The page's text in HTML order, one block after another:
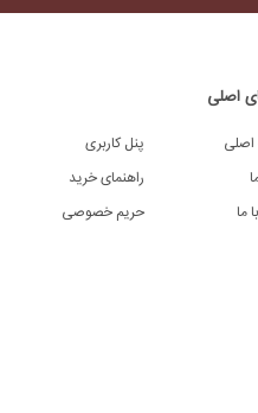
اصلی
ما
پنل کاربری
راهنمای خرید
حریم خصوصی